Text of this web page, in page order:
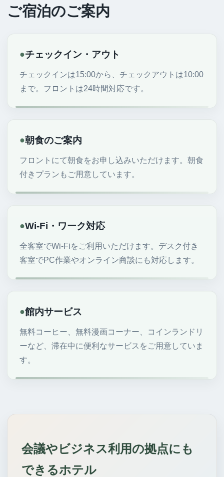
ご宿泊のご案内
●チェックイン・アウト
チェックインは15:00から、チェックアウトは10:00
まで。フロントは24時間対応です。
●朝食のご案内
フロントにて朝食をお申し込みいただけます。朝食
付きプランもご用意しています。
●Wi-Fi・ワーク対応
全客室でWi-Fiをご利用いただけます。デスク付き
客室でPC作業やオンライン商談にも対応します。
●館内サービス
無料コーヒー、無料漫画コーナー、コインランドリ
ーなど、滞在中に便利なサービスをご用意していま
す。
会議やビジネス利用の拠点にも
できるホテル